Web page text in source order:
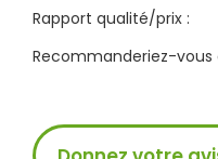
Rapport qualité/prix :
Recommanderiez-vous